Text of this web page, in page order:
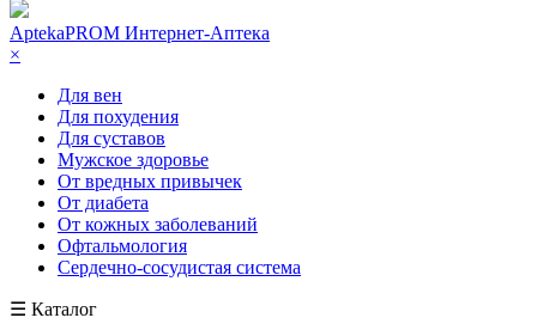
AptekaPROM Интернет-Аптека
×
Для вен
Для похудения
Для суставов
Мужское здоровье
От вредных привычек
От диабета
От кожных заболеваний
Офтальмология
Сердечно-сосудистая система
☰ Каталог